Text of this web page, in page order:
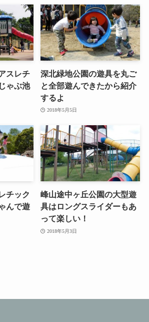
スレチ
ゃぶ池
深北緑地公園の遊具を丸ご
と全部遊んできたから紹介
するよ
2018年5月5日
チック
んで遊
峰山途中ヶ丘公園の大型遊
具はロングスライダーもあ
って楽しい！
2018年5月3日